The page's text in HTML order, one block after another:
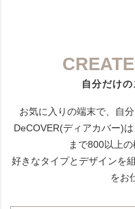
自分だけ
お気に入りの端末で、自
DeCOVER(ディアカバー)
まで800以上の
好きなタイプとデザインを
をお